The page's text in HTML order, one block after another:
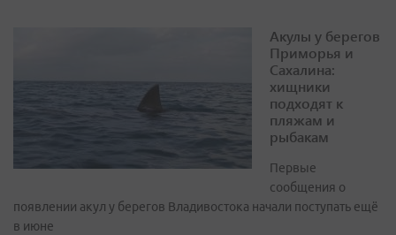
Акулы у берегов
Приморья и
Сахалина:
хищники
подходят к
пляжам и
рыбакам
Первые
сообщения о
появлении акул у берегов Владивостока начали поступать ещё
в июне